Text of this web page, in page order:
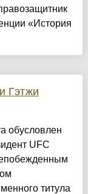
«История
Гэтжи
обусловлен
UFC
титула